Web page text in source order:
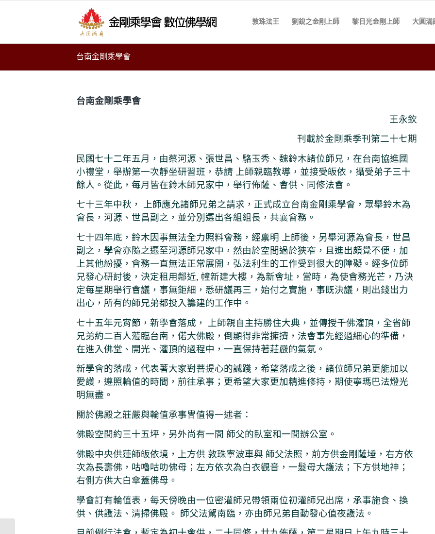
敦珠法王 劉銳之金剛上師 黎日光金剛上師 大圓滿
台南金剛乘學會
台南金剛乘學會
王永欽
刊載於金剛乘季刊第二十七期
民國七十二年五月，由蔡河源、張世昌、駱玉秀、魏鈴木諸位師兄，在台南協進國
小禮堂，舉辦第一次靜坐研習班，恭請 上師親臨教導，並接受皈依，攝受弟子三十
餘人。從此，每月皆在鈴木師兄家中，舉行佈薩、會供、同修法會。
七十三年中秋， 上師應允諸師兄弟之請求，正式成立台南金剛乘學會，眾舉鈴木為
會長，河源、世昌副之，並分別選出各組組長，共襄會務。
七十四年底，鈴木因事無法全力照料會務，經禀明 上師後，另舉河源為會長，世昌
副之，學會亦隨之遷至河源師兄家中，然由於空間過於狹窄，且進出頗覺不便，加
上其他紛擾，會務一直無法正常展開，弘法利生的工作受到很大的障礙。經多位師
兄發心研討後，決定租用鄰近, 幢新建大樓，為新會址，當時，為使會務光芒，乃決
定每星期舉行會議，事無鉅細，悉研議再三，始付之實施，事既決議，則出錢出力
出心，所有的師兄弟都投入籌建的工作中。
七十五年元宵節，新學會落成， 上師親自主持勝住大典，並傳授千佛灌頂，全省師
兄弟約二百人蒞臨台南，偌大佛殿，倒顯得非常擁擠，法會事先經過細心的準備，
在進入佛堂、開光、灌頂的過程中，一直保持著莊嚴的氣氛。
新學會的落成，代表著大家對菩提心的誠踐，希望落成之後，諸位師兄弟更能加以
愛護，遵照輪值的時間，前往承事；更希望大家更加精進修持，期使寧瑪巴法燈光
明無盡。
關於佛殿之莊嚴與輪值承事冑值得一述者：
佛殿空間約三十五坪，另外尚有一間 師父的臥室和一間辦公室。
佛殿中央供蓮師皈依境，上方供 敦珠寧波車與 師父法照，前方供金剛薩埵，右方依
次為長壽佛，咕嚕咕叻佛母；左方依次為白衣觀音，一髮母大護法；下方供地神；
右側方供大白傘蓋佛母。
學會訂有輪值表，每天傍晚由一位密灌師兄帶領兩位初灌師兄出席，承事施食、換
供、供護法、清掃佛殿。 師父法駕南臨，亦由師兄弟自動發心值夜護法。